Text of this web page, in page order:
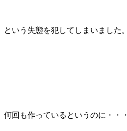
という失態を犯してしまいました。
何回も作っているというのに・・・